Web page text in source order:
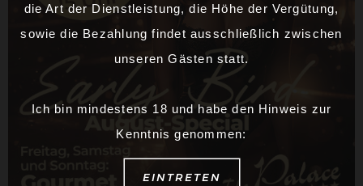
die Art der Dienstleistung, die Höhe der Vergütung,
sowie die Bezahlung findet ausschließlich zwischen
unseren Gästen statt.
Ich bin mindestens 18 und habe den Hinweis zur
Kenntnis genommen:
EINTRETEN